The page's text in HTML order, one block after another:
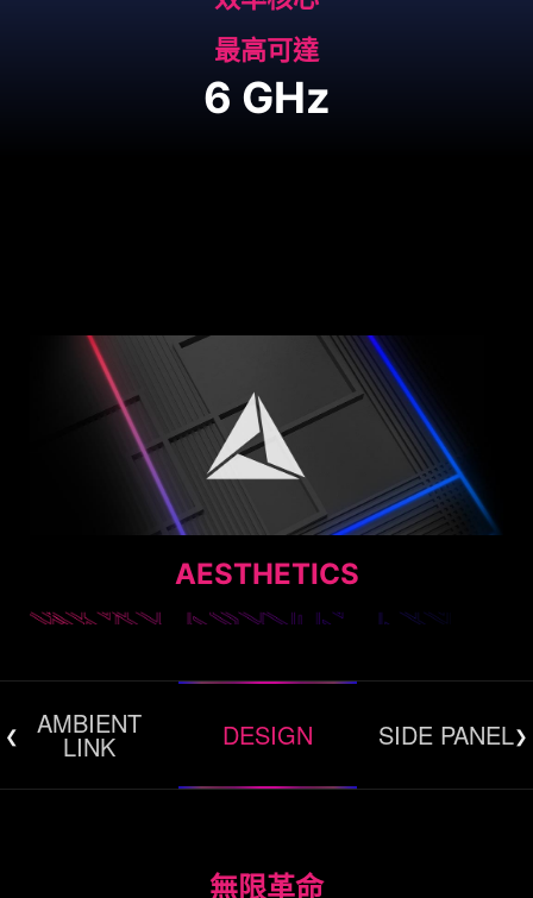
最高可達
6 GHz
GPU TEMP
2°C
輸技術。
AESTHETICS
AMBIENT
LINK DESIGN SIDE PANEL
無限革命